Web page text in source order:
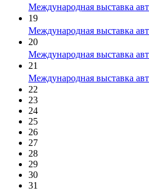
Международная выставка
19
Международная выставка
20
Международная выставка
21
Международная выставка
22
23
24
25
26
27
28
29
30
31